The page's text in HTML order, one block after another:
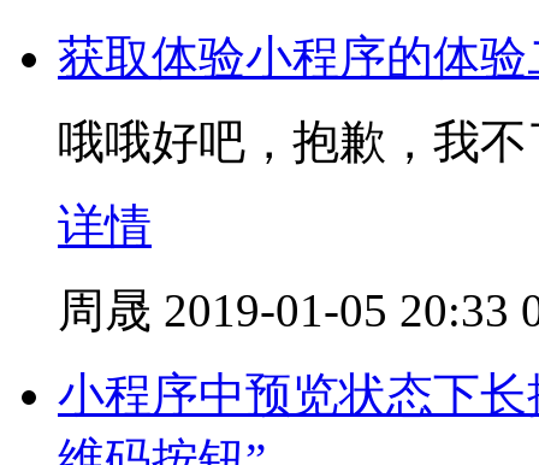
获取体验小程序的体
哦哦好吧，抱歉，我
详情
周晟 2019-01-05 20:33
小程序中预览状态下